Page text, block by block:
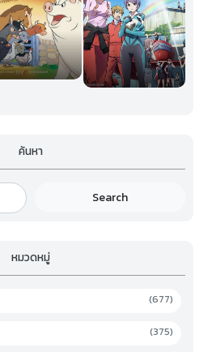
ค้นหา
Search
หมวดหมู่
(677)
(375)